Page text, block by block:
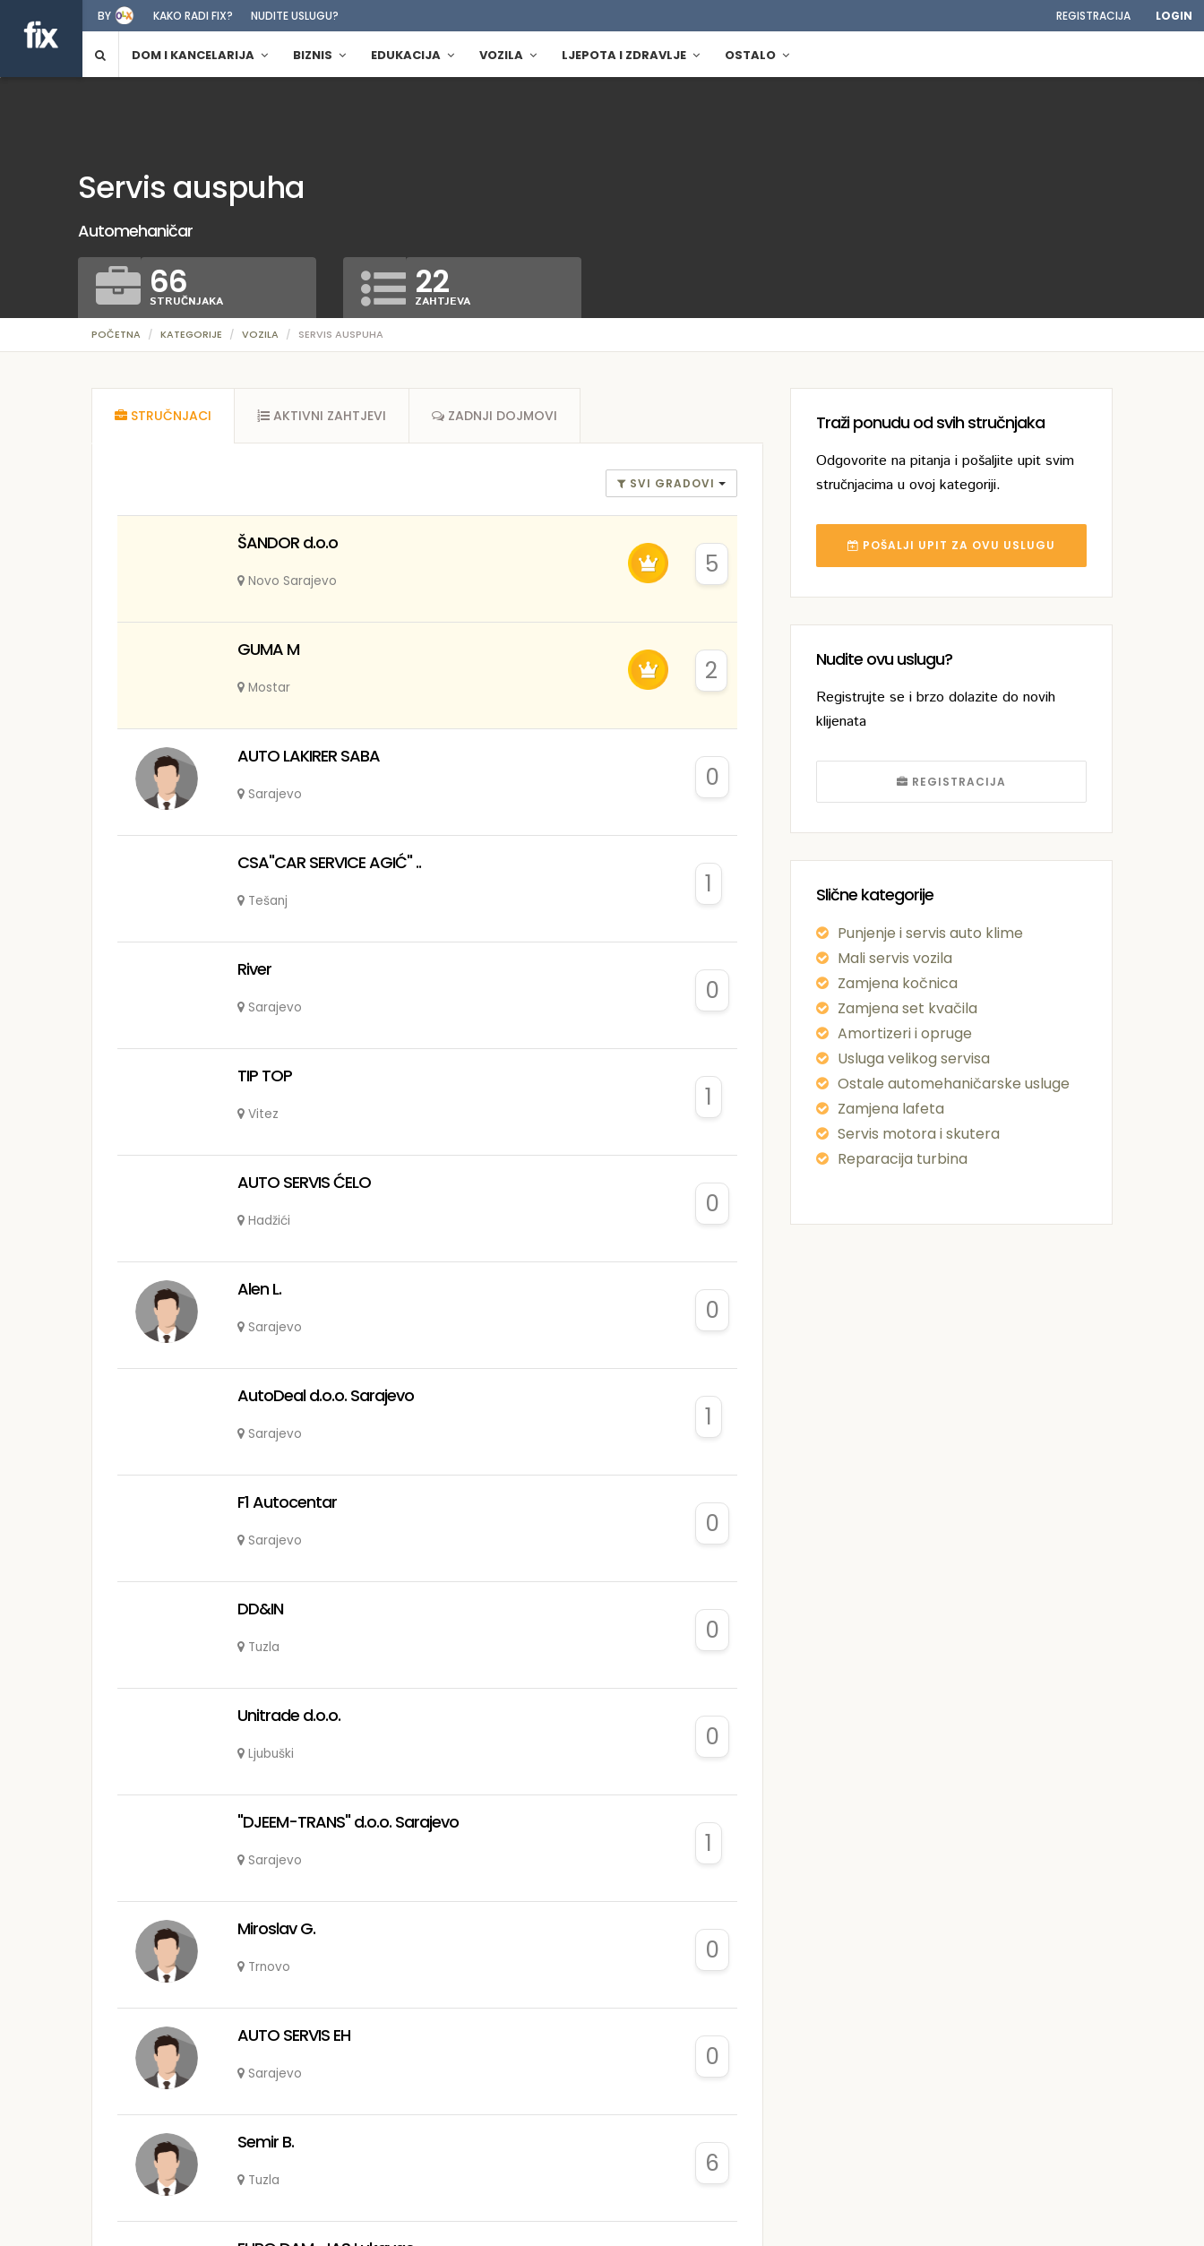
BY KAKO RADI FIX? NUDITE USLUGU? REGISTRACIJA LOGIN
DOM I KANCELARIJA BIZNIS EDUKACIJA VOZILA LJEPOTA I ZDRAVLJE OSTALO
POČETNA KATEGORIJE VOZILA SERVIS AUSPUHA
Servis auspuha
Automehaničar
66
STRUČNJAKA 22
ZAHTJEVA
Traži ponudu od svih stručnjaka
Odgovorite na pitanja i pošaljite upit svim
stručnjacima u ovoj kategoriji.
POŠALJI UPIT ZA OVU USLUGU
Nudite ovu uslugu?
Registrujte se i brzo dolazite do novih
klijenata
REGISTRACIJA
Slične kategorije
Punjenje i servis auto klime
Mali servis vozila
Zamjena kočnica
Zamjena set kvačila
Amortizeri i opruge
Usluga velikog servisa
Ostale automehaničarske usluge
Zamjena lafeta
Servis motora i skutera
Reparacija turbina
STRUČNJACI AKTIVNI ZAHTJEVI ZADNJI DOJMOVI
SVI GRADOVI
ŠANDOR d.o.o
Novo Sarajevo
5
GUMA M
Mostar
2
AUTO LAKIRER SABA
Sarajevo
0
CSA"CAR SERVICE AGIĆ" ..
Tešanj
1
River
Sarajevo
0
TIP TOP
Vitez
1
AUTO SERVIS ĆELO
Hadžići
0
Alen L.
Sarajevo
0
AutoDeal d.o.o. Sarajevo
Sarajevo
1
F1 Autocentar
Sarajevo
0
DD&IN
Tuzla
0
Unitrade d.o.o.
Ljubuški
0
"DJEEM-TRANS" d.o.o. Sarajevo
Sarajevo
1
Miroslav G.
Trnovo
0
AUTO SERVIS EH
Sarajevo
0
Semir B.
Tuzla
6